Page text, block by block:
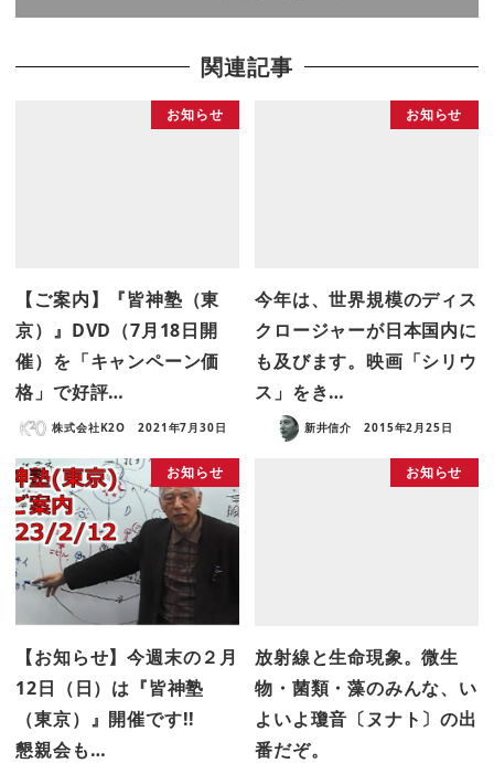
関連記事
お知らせ
【ご案内】『皆神塾（東
京）』DVD（7月18日開
催）を「キャンペーン価
格」で好評…
株式会社K2O 2021年7月30日
お知らせ
今年は、世界規模のディス
クロージャーが日本国内に
も及びます。映画「シリウ
ス」をき…
新井信介 2015年2月25日
お知らせ
【お知らせ】今週末の２月
12日（日）は『皆神塾
（東京）』開催です!!
懇親会も…
お知らせ
放射線と生命現象。微生
物・菌類・藻のみんな、い
よいよ瓊音〔ヌナト〕の出
番だぞ。